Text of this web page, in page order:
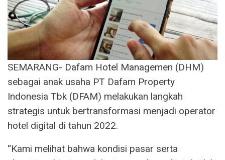
SEMARANG- Dafam Hotel Managemen (DHM)
sebagai anak usaha PT Dafam Property
Indonesia Tbk (DFAM) melakukan langkah
strategis untuk bertransformasi menjadi operator
hotel digital di tahun 2022.
“Kami melihat bahwa kondisi pasar serta